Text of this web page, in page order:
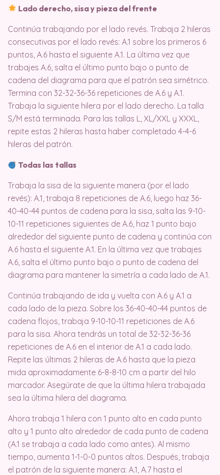
Lado derecho, sisa y pieza del frente
Continúa trabajando por el lado revés. Trabaja 2 hileras
consecutivas por el lado revés: A.1 sobre los primeros 6
puntos, A.6 hasta el siguiente A.1. La última vez que
trabajes A.6, salta el último punto bajo o punto de
cadena del diagrama para que el patrón sea simétrico.
Termina con 32-32-36-36 repeticiones de A.6 y A.1.
Trabaja la siguiente hilera por el lado derecho. La talla
S/M está terminada. Para las tallas L, XL/XXL y XXXL,
repite estas 2 hileras hasta haber completado 4-4-6
hileras del patrón.
Todas las tallas
Trabaja la sisa de la siguiente manera (por el lado
revés): A.1, trabaja 8 repeticiones de A.6, luego haz 36-
40-40-44 puntos de cadena para la sisa, salta las 9-10-
10-11 repeticiones siguientes de A.6, haz 1 punto bajo
alrededor del siguiente punto de cadena y continúa con
A.6 hasta el siguiente A.1. En la última vez que trabajes
A.6, salta el último punto bajo o punto de cadena del
diagrama para mantener la simetría a cada lado de A.1.
Continúa trabajando de ida y vuelta con A.6 y A.1 a
cada lado de la pieza. Sobre los 36-40-40-44 puntos de
cadena flojos, trabaja 9-10-10-11 repeticiones de A.6
para la sisa. Ahora tendrás un total de 32-32-36-36
repeticiones de A.6 en el interior de A.1 a cada lado.
Repite las últimas 2 hileras de A.6 hasta que la pieza
mida aproximadamente 6-8-8-10 cm a partir del hilo
marcador. Asegúrate de que la última hilera trabajada
sea la última hilera del diagrama.
Ahora trabaja 1 hilera con 1 punto alto en cada punto
alto y 1 punto alto alrededor de cada punto de cadena
(A.1 se trabaja a cada lado como antes). Al mismo
tiempo, aumenta 1-1-0-0 puntos altos. Después, trabaja
el patrón de la siguiente manera: A.1, A.7 hasta el